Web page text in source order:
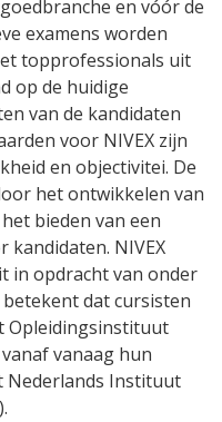
en vóór de
examens worden
topprofessionals uit
op de huidige
van de kandidaten
voor NIVEX zijn
en objectivitei. De
het ontwikkelen van
bieden van een
kandidaten. NIVEX
in opdracht van onder
betekent dat cursisten
Opleidingsinstituut
vanaag hun
Nederlands Instituut